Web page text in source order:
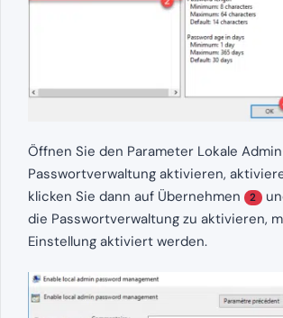
Öffnen Sie den Parameter Lokale
Passwortverwaltung aktivieren,
klicken Sie dann auf Übernehmen
2
die Passwortverwaltung zu aktivieren,
Einstellung aktiviert werden.